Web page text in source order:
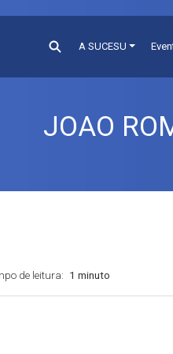
A SUCESU
JOAO
de leitura: 1 minuto